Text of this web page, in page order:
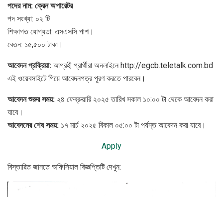
পদের নাম: ক্রেন অপারেটর
পদ সংখ্যা: ০২ টি
শিক্ষাগত যোগ্যতা: এসএসসি পাশ।
বেতন: ১৫,৫০০ টাকা।
আবেদন প্রক্রিয়া: আগ্রহী প্রার্থীরা অনলাইনে http://egcb.teletalk.com.bd
এই ওয়েবসাইটে গিয়ে আবেদনপত্র পূরণ করতে পারবেন।
আবেদন শুরুর সময়: ২৪ ফেব্রুয়ারি ২০২৫ তারিখ সকাল ১০:০০ টা থেকে আবেদন করা
যাবে।
আবেদনের শেষ সময়: ১৭ মার্চ ২০২৫ বিকাল ০৫:০০ টা পর্যন্ত আবেদন করা যাবে।
Apply
বিস্তারিত জানতে অফিসিয়াল বিজ্ঞপ্তিটি দেখুন: